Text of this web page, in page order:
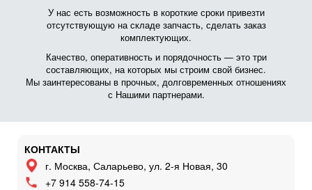
У нас есть возможность в короткие сроки привезти
отсутствующую на складе запчасть, сделать заказ
комплектующих.
Качество, оперативность и порядочность — это три
составляющих, на которых мы строим свой бизнес.
Мы заинтересованы в прочных, долговременных отношениях
с Нашими партнерами.
КОНТАКТЫ
г. Москва, Саларьево, ул. 2-я Новая, 30
+7 914 558-74-15